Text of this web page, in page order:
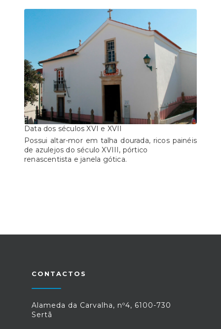
Data dos séculos XVI e XVII
Possui altar-mor em talha dourada, ricos painéis
de azulejos do século XVIII, pórtico
renascentista e janela gótica.
CONTACTOS
Alameda da Carvalha, nº4, 6100-730
Sertã